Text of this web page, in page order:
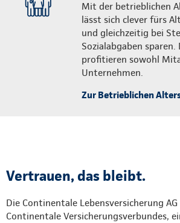
Mit der betrieblichen
lässt sich clever fürs
und gleichzeitig bei
Sozialabgaben sparen.
profitieren sowohl
Unternehmen.
Zur Betrieblichen
Vertrauen, das bleibt.
Die Continentale Lebensversicherung
Continentale Versicherungsverbundes,